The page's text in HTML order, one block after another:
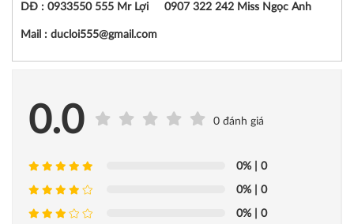
DĐ : 0933550 555 Mr Lợi 0907 322 242 Miss Ngọc Anh
Mail : ducloi555@gmail.com
0.0 0 đánh giá
0%| 0
0%| 0
0%| 0